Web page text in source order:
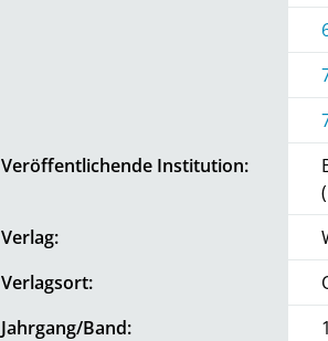
Veröffentlichende Institution:
Verlag:
Verlagsort:
Jahrgang/Band: